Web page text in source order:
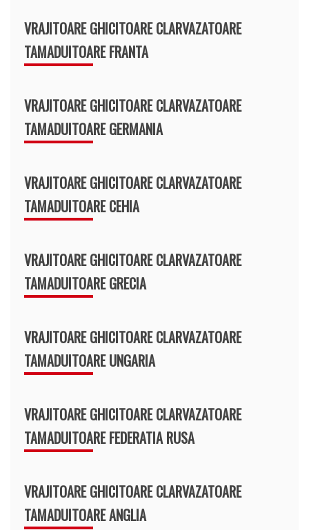
VRAJITOARE GHICITOARE CLARVAZATOARE
TAMADUITOARE FRANTA
VRAJITOARE GHICITOARE CLARVAZATOARE
TAMADUITOARE GERMANIA
VRAJITOARE GHICITOARE CLARVAZATOARE
TAMADUITOARE CEHIA
VRAJITOARE GHICITOARE CLARVAZATOARE
TAMADUITOARE GRECIA
VRAJITOARE GHICITOARE CLARVAZATOARE
TAMADUITOARE UNGARIA
VRAJITOARE GHICITOARE CLARVAZATOARE
TAMADUITOARE FEDERATIA RUSA
VRAJITOARE GHICITOARE CLARVAZATOARE
TAMADUITOARE ANGLIA